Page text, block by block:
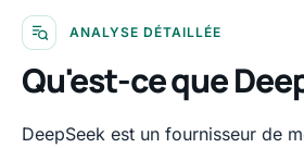
ANALYSE DÉTAILLÉE
Qu'est-ce que
DeepSeek est un fournisseur de